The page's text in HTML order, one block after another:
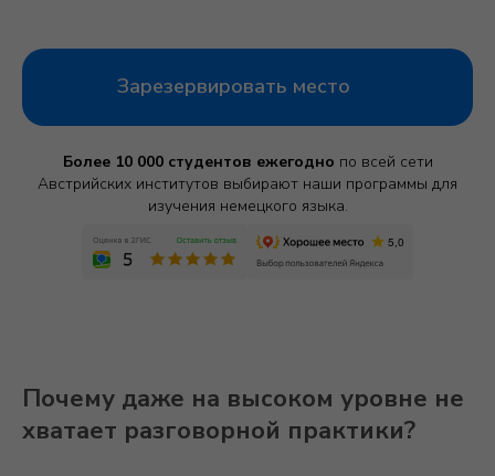
Зарезервировать место
Более 10 000 студентов ежегодно по всей сети
Австрийских институтов выбирают наши программы для
изучения немецкого языка.
Почему даже на высоком уровне не
хватает разговорной практики?